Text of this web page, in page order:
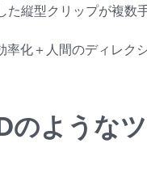
縦型クリップが複数
化＋人間のディレク
のような